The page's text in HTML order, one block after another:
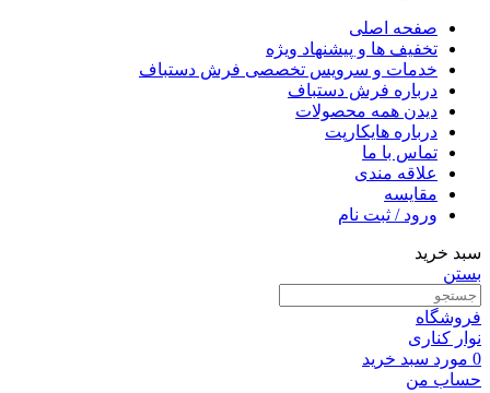
صفحه اصلی
تخفیف ها و پیشنهاد ویژه
خدمات و سرویس تخصصی فرش دستباف
درباره فرش دستباف
دیدن همه محصولات
درباره هایکارپت
تماس با ما
علاقه مندی
مقايسه
ورود / ثبت نام
سبد خرید
بستن
فروشگاه
نوار کناری
0 مورد سبد خرید
حساب من